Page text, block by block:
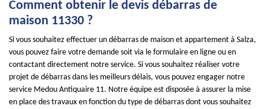
Comment obtenir le devis débarras de
maison 11330 ?
Si vous souhaitez effectuer un débarras de maison et appartement à Salza,
vous pouvez faire votre demande soit via le formulaire en ligne ou en
contactant directement notre service. Si vous souhaitez réaliser votre
projet de débarras dans les meilleurs délais, vous pouvez engager notre
service Medou Antiquaire 11. Notre équipe est disposée à assurer la mise
en place des travaux en fonction du type de débarras dont vous souhaitez